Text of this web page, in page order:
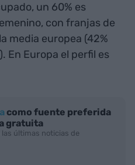
un 60% es
con franjas de
media europea (42%
En Europa el perfil es
como fuente preferida
gratuita
últimas noticias de